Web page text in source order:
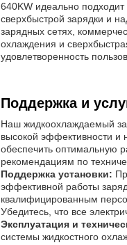
640KW идеально
сверхбыстрой зарядки и
зарядных сетях,
охлаждения и
удовлетворенность
Поддержка и
Наш жидкоохлаждаемый
высокой эффективности и
обеспечить оптимальную
рекомендациям по
Поддержка установки:
эффективной работы
квалифицированным
Убедитесь, что все
Эксплуатация и
системы жидкостного